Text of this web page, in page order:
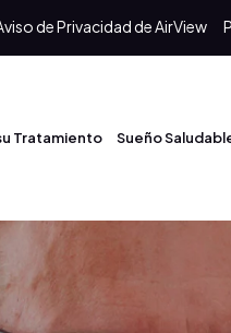
de Privacidad de AirView
Tratamiento Sueño